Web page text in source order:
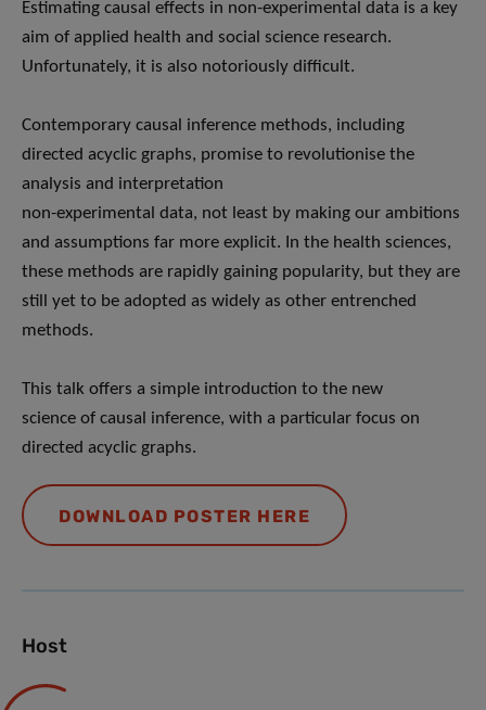
Estimating causal effects in non-experimental data is a key
aim of applied health and social science research.
Unfortunately, it is also notoriously difficult.
Contemporary causal inference methods, including
directed acyclic graphs, promise to revolutionise the
analysis and interpretation
non-experimental data, not least by making our ambitions
and assumptions far more explicit. In the health sciences,
these methods are rapidly gaining popularity, but they are
still yet to be adopted as widely as other entrenched
methods.
This talk offers a simple introduction to the new
science of causal inference, with a particular focus on
directed acyclic graphs.
DOWNLOAD POSTER HERE
Host